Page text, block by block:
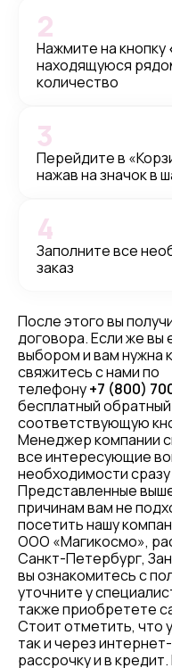
Нажмите на кнопку
находящуюся
количество
2
Перейдите в
нажав на значок в
3
Заполните все
заказ
4
После этого вы
договора. Если же
выбором и вам нужна
свяжитесь с нами по
телефону+7 (800)
бесплатный обратный
соответствующую
Менеджер компании
все интересующие
необходимости
Представленные
причинам вам не
посетить нашу
ООО «Магикосмо»,
Санкт-Петербург,
вы ознакомитесь с
уточните у
также приобретете
Стоит отметить, что
так и через
рассрочку и в